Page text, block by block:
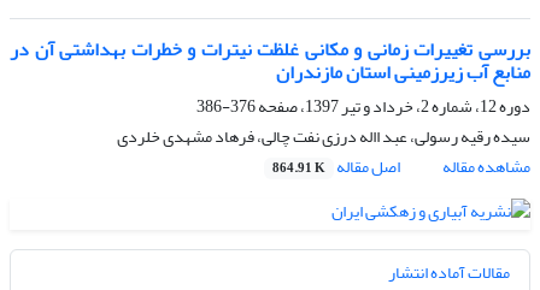
بررسی تغییرات زمانی و مکانی غلظت نیترات و خطرات بهداشتی آن در
منابع آب زیرزمینی استان مازندران
دوره 12، شماره 2، خرداد و تیر 1397، صفحه
376-386
سیده رقیه رسولی، عبد االه درزی نفت چالی، فرهاد مشهدی خلردی
مشاهده مقاله
اصل مقاله 864.91 K
مقالات آماده انتشار